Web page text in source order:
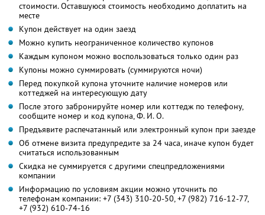
стоимости. Оставшуюся стоимость необходимо доплатить на
месте
Купон действует на один заезд
Можно купить неограниченное количество купонов
Каждым купоном можно воспользоваться только один раз
Купоны можно суммировать (суммируются ночи)
Перед покупкой купона уточните наличие номеров или
коттеджей на интересующую дату
После этого забронируйте номер или коттедж по телефону,
сообщите номер и код купона,Ф. И. О.
Предъявите распечатанный или электронный купон при заезде
Об отмене визита предупредите за 24 часа, иначе купон будет
считаться использованным
Скидка не суммируется с другими спецпредложениями
компании
Информацию по условиям акции можно уточнить по
телефонам компании: +7 (343) 310-20-50, +7 (982) 716-12-77,
+7 (932) 610-74-16